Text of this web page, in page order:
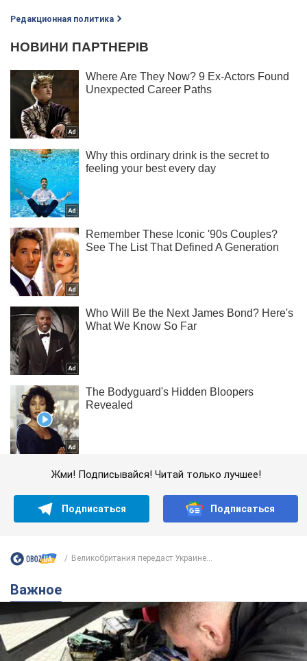
Редакционная политика
Жми! Подписывайся! Читай только лучшее!
Подписаться Подписаться
Великобритания передаст Украине...
Важное